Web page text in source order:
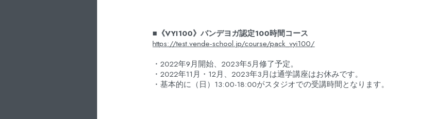
■《VYI100》バンデヨガ認定100時間コース
https://test.vende-school.jp/course/pack_vyi100/
・2022年9月開始、2023年5月修了予定。
・2022年11月・12月、2023年3月は通学講座はお休みです。
・基本的に（日）13:00-18:00がスタジオでの受講時間となります。